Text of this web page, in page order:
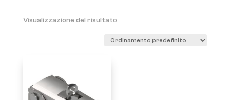
Visualizzazione del risultato